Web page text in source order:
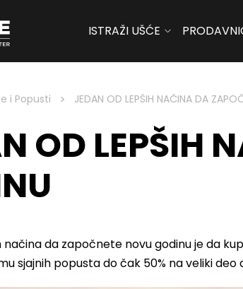
ISTRAŽI UŠĆE
i Popusti > JEDAN OD LEPŠIH NAČINA DA
OD LEPŠIH
načina da započnete novu godinu je da
sjajnih popusta do čak 50% na veliki